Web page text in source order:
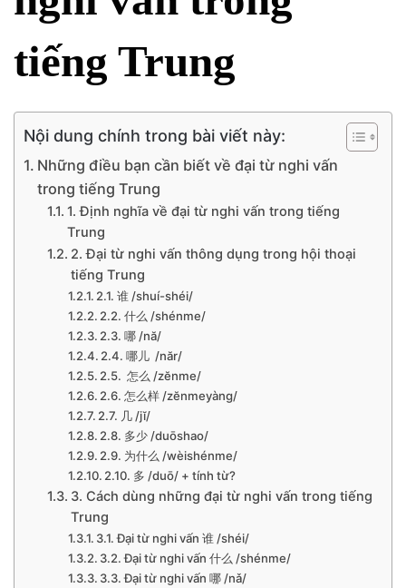
tiếng Trung
Nội dung chính trong bài viết này:
Những điều bạn cần biết về đại từ nghi vấn
trong tiếng Trung
1. Định nghĩa về đại từ nghi vấn trong tiếng
Trung
2. Đại từ nghi vấn thông dụng trong hội thoại
tiếng Trung
2.1. 谁 /shuí-shéi/
2.2. 什么 /shénme/
2.3. 哪 /nă/
2.4. 哪儿 /năr/
2.5. 怎么 /zĕnme/
2.6. 怎么样 /zĕnmeyàng/
2.7. 几 /jĭ/
2.8. 多少 /duōshao/
2.9. 为什么 /wèishénme/
2.10. 多 /duō/ + tính từ?
3. Cách dùng những đại từ nghi vấn trong tiếng
Trung
3.1. Đại từ nghi vấn 谁 /shéi/
3.2. Đại từ nghi vấn 什么 /shénme/
3.3. Đại từ nghi vấn 哪 /nǎ/